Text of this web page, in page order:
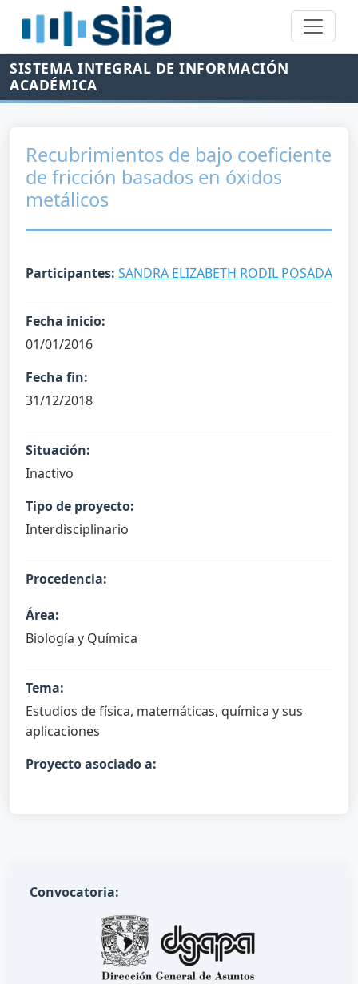
SISTEMA INTEGRAL DE INFORMACIÓN
ACADÉMICA
Recubrimientos de bajo coeficiente
de fricción basados en óxidos
metálicos
Participantes: SANDRA ELIZABETH RODIL POSADA
Fecha inicio:
01/01/2016
Fecha fin:
31/12/2018
Situación:
Inactivo
Tipo de proyecto:
Interdisciplinario
Procedencia:
Área:
Biología y Química
Tema:
Estudios de física, matemáticas, química y sus
aplicaciones
Proyecto asociado a:
Convocatoria: